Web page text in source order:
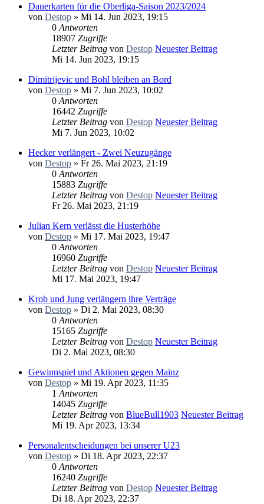
Dauerkarten für die Oberliga-Saison 2023/2024
von Destop » Mi 14. Jun 2023, 19:15
0 Antworten
18907 Zugriffe
Letzter Beitrag von Destop Neuester Beitrag
Mi 14. Jun 2023, 19:15
Dimitrijevic und Bohl bleiben an Bord
von Destop » Mi 7. Jun 2023, 10:02
0 Antworten
16442 Zugriffe
Letzter Beitrag von Destop Neuester Beitrag
Mi 7. Jun 2023, 10:02
Hecker verlängert - Zwei Neuzugänge
von Destop » Fr 26. Mai 2023, 21:19
0 Antworten
15883 Zugriffe
Letzter Beitrag von Destop Neuester Beitrag
Fr 26. Mai 2023, 21:19
Julian Kern verlässt die Husterhöhe
von Destop » Mi 17. Mai 2023, 19:47
0 Antworten
16960 Zugriffe
Letzter Beitrag von Destop Neuester Beitrag
Mi 17. Mai 2023, 19:47
Krob und Jung verlängern ihre Verträge
von Destop » Di 2. Mai 2023, 08:30
0 Antworten
15165 Zugriffe
Letzter Beitrag von Destop Neuester Beitrag
Di 2. Mai 2023, 08:30
Gewinnspiel und Aktionen gegen Mainz
von Destop » Mi 19. Apr 2023, 11:35
1 Antworten
14045 Zugriffe
Letzter Beitrag von BlueBull1903 Neuester Beitrag
Mi 19. Apr 2023, 13:34
Personalentscheidungen bei unserer U23
von Destop » Di 18. Apr 2023, 22:37
0 Antworten
16240 Zugriffe
Letzter Beitrag von Destop Neuester Beitrag
Di 18. Apr 2023, 22:37